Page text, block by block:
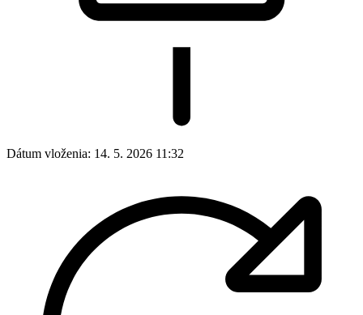
Dátum vloženia: 14. 5. 2026 11:32